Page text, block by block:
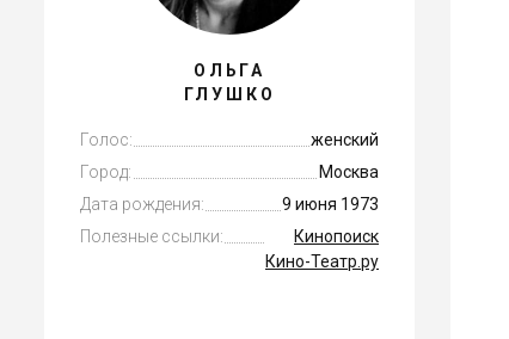
ОЛЬГА
ГЛУШКО
Голос:
женский
Город:
Москва
Дата рождения:
9 июня 1973
Полезные ссылки:
Кинопоиск
Кино-Театр.ру